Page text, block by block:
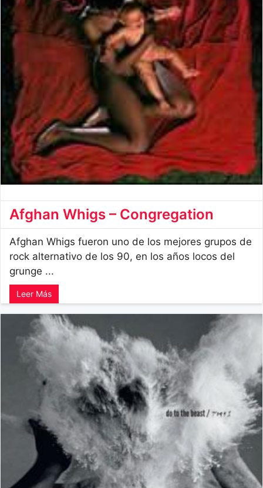
Afghan Whigs – Congregation
Afghan Whigs fueron uno de los mejores grupos de
rock alternativo de los 90, en los años locos del
grunge ...
Leer Más